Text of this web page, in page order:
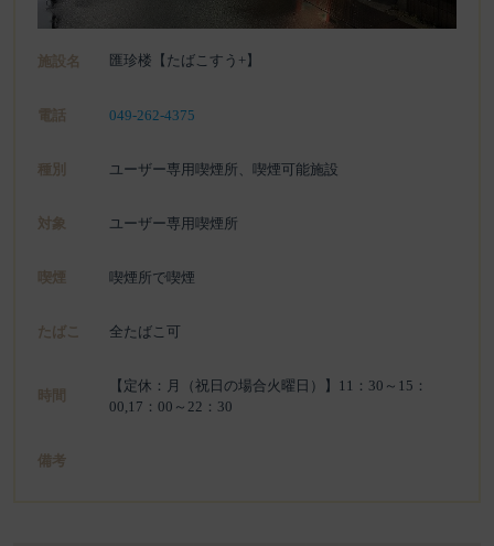
施設名 匯珍楼【たばこすう+】
電話 049-262-4375
種別 ユーザー専用喫煙所、喫煙可能施設
対象 ユーザー専用喫煙所
喫煙 喫煙所で喫煙
たばこ 全たばこ可
時間
【定休：月（祝日の場合火曜日）】11：30～15：
00,17：00～22：30
備考